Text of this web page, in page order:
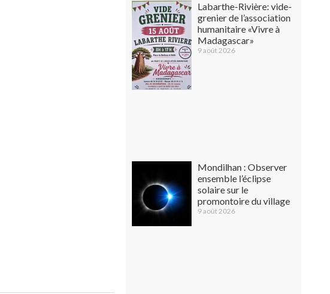
Labarthe-Rivière: vide-
grenier de l’association
humanitaire «Vivre à
Madagascar»
9 août 2026
Mondilhan : Observer
ensemble l’éclipse
solaire sur le
promontoire du village
9 août 2026